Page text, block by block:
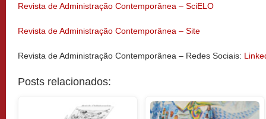
Revista de Administração Contemporânea – SciELO
Revista de Administração Contemporânea – Site
Revista de Administração Contemporânea – Redes Sociais:
Posts relacionados: